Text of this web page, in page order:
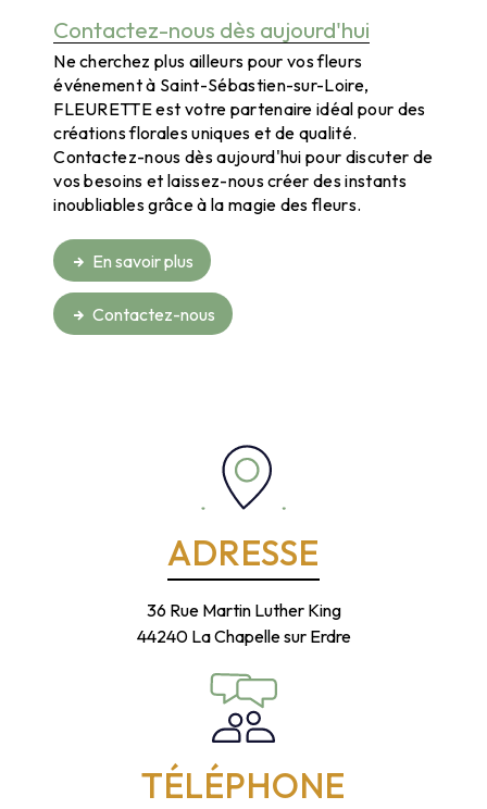
Contactez-nous dès aujourd'hui
Ne cherchez plus ailleurs pour vos fleurs
événement à Saint-Sébastien-sur-Loire,
FLEURETTE est votre partenaire idéal pour des
créations florales uniques et de qualité.
Contactez-nous dès aujourd'hui pour discuter de
vos besoins et laissez-nous créer des instants
inoubliables grâce à la magie des fleurs.
En savoir plus
Contactez-nous
ADRESSE
36 Rue Martin Luther King
44240 La Chapelle sur Erdre
TÉLÉPHONE